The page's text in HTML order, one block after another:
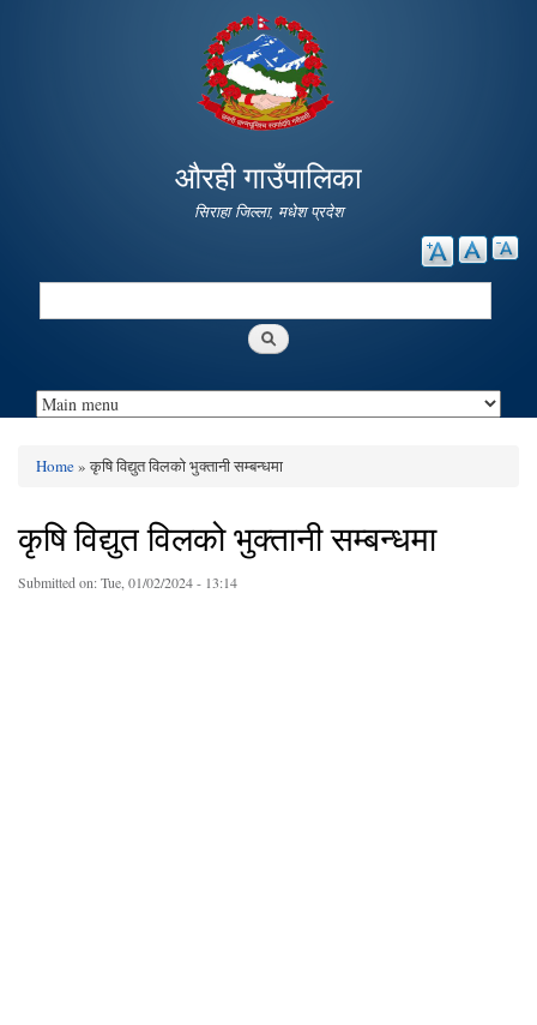
main
content
औरही गाउँपालिका
सिराहा जिल्ला, मधेश प्रदेश
Search
You are here
Home» कृषि विद्युत विलको भुक्तानी सम्बन्धमा
कृषि विद्युत विलको भुक्तानी सम्बन्धमा
Submitted on:Tue, 01/02/2024 - 13:14